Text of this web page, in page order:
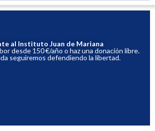
al Instituto Juan de Mariana
desde 150 €/año o haz una donación libre.
seguiremos defendiendo la libertad.